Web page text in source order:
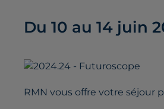
Du 10 au 14 juin
RMN vous offre votre séjour